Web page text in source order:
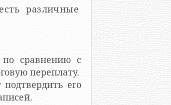
различные
сравнению с
переплату.
его